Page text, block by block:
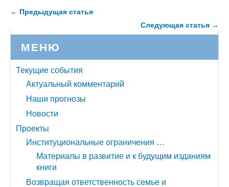
← Предыдущая статья
Следующая статья →
МЕНЮ
Текущие события
Актуальный комментарий
Наши прогнозы
Новости
Проекты
Институциональные ограничения …
Материалы в развитие и к будущим изданиям
книги
Возвращая ответственность семье и